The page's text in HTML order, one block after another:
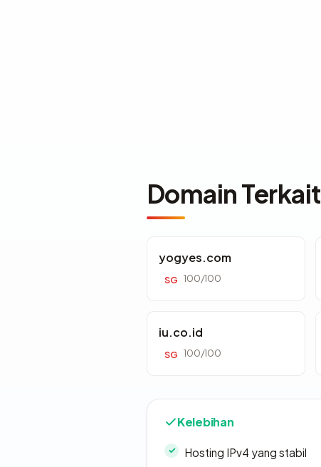
Domain Terkait
yogyes.com
SG 100/100
iu.co.id
SG 100/100
Kelebihan
Hosting IPv4 yang stabil